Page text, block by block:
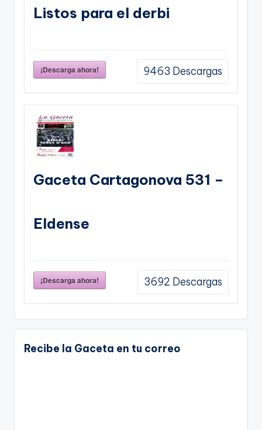
Listos para el derbi
¡Descarga ahora! 9463 Descargas
Gaceta Cartagonova 531 –
Eldense
¡Descarga ahora! 3692 Descargas
Recibe la Gaceta en tu correo